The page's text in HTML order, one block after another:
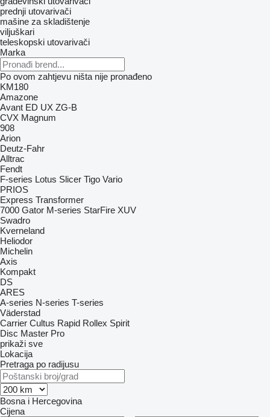
prednji utovarivači
mašine za skladištenje
viljuškari
teleskopski utovarivači
Marka
Po ovom zahtjevu ništa nije pronađeno
KM180
Amazone
Avant ED UX ZG-B
CVX Magnum
908
Arion
Deutz-Fahr
Alltrac
Fendt
F-series Lotus Slicer Tigo Vario
PRIOS
Express Transformer
7000 Gator M-series StarFire XUV
Swadro
Kverneland
Heliodor
Michelin
Axis
Kompakt
DS
ARES
A-series N-series T-series
Väderstad
Carrier Cultus Rapid Rollex Spirit
Disc Master Pro
prikaži sve
Lokacija
Pretraga po radijusu
Bosna i Hercegovina
Cijena